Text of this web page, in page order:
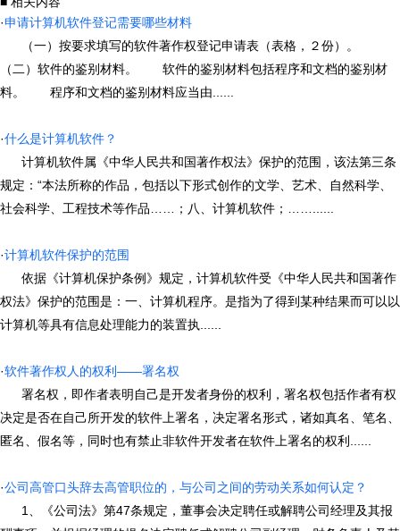
·申请计算机软件登记需要哪些材料
（一）按要求填写的软件著作权登记申请表（表格，２份）。
（二）软件的鉴别材料。 软件的鉴别材料包括程序和文档的鉴别材
料。 程序和文档的鉴别材料应当由......
·什么是计算机软件？
计算机软件属《中华人民共和国著作权法》保护的范围，该法第三条
规定：“本法所称的作品，包括以下形式创作的文学、艺术、自然科学、
社会科学、工程技术等作品……；八、计算机软件；……......
·计算机软件保护的范围
依据《计算机保护条例》规定，计算机软件受《中华人民共和国著作
权法》保护的范围是：一、计算机程序。是指为了得到某种结果而可以以
计算机等具有信息处理能力的装置执......
·软件著作权人的权利——署名权
署名权，即作者表明自己是开发者身份的权利，署名权包括作者有权
决定是否在自己所开发的软件上署名，决定署名形式，诸如真名、笔名、
匿名、假名等，同时也有禁止非软件开发者在软件上署名的权利......
·公司高管口头辞去高管职位的，与公司之间的劳动关系如何认定？
1、《公司法》第47条规定，董事会决定聘任或解聘公司经理及其报